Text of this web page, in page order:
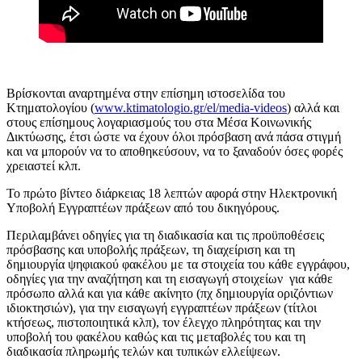
Βρίσκονται αναρτημένα στην επίσημη ιστοσελίδα του
Κτηματολογίου (www.ktimatologio.gr/el/media-videos) αλλά και
στους επίσημους λογαριασμούς του στα Μέσα Κοινωνικής
Δικτύωσης, έτσι ώστε να έχουν όλοι πρόσβαση ανά πάσα στιγμή
και να μπορούν να το αποθηκεύσουν, να το ξαναδούν όσες φορές
χρειαστεί κλπ.
Το πρώτο βίντεο διάρκειας 18 λεπτών αφορά στην Ηλεκτρονική
Υποβολή Εγγραπτέων πράξεων από του δικηγόρους.
Περιλαμβάνει οδηγίες για τη διαδικασία και τις προϋποθέσεις
πρόσβασης και υποβολής πράξεων, τη διαχείριση και τη
δημιουργία ψηφιακού φακέλου με τα στοιχεία του κάθε εγγράφου,
οδηγίες για την αναζήτηση και τη εισαγωγή στοιχείων για κάθε
πρόσωπο αλλά και για κάθε ακίνητο (πχ δημιουργία οριζόντιων
ιδιοκτησιών), για την εισαγωγή εγγραπτέων πράξεων (τίτλοι
κτήσεως, πιστοποιητικά κλπ), τον έλεγχο πληρότητας και την
υποβολή του φακέλου καθώς και τις μεταβολές του και τη
διαδικασία πληρωμής τελών και τυπικών ελλείψεων.